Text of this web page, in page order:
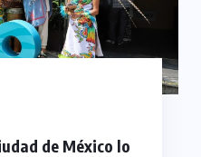
de México lo